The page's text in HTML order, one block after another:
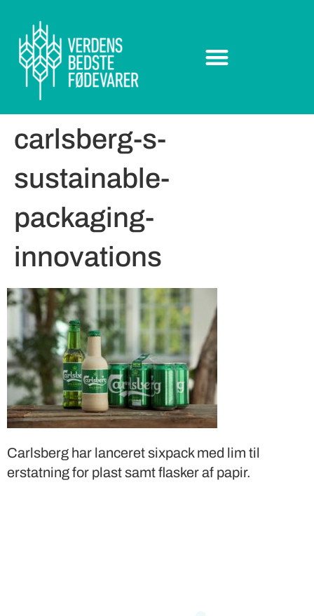
carlsberg-s-
sustainable-
packaging-
innovations
Carlsberg har lanceret sixpack med lim til
erstatning for plast samt flasker af papir.